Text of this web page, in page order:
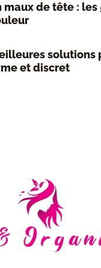
de tête : les
solutions
et discret